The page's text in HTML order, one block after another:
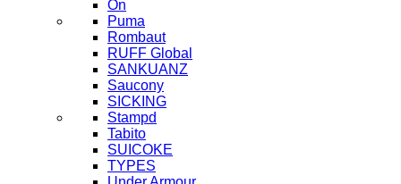
On
Puma
Rombaut
RUFF Global
SANKUANZ
Saucony
SICKING
Stampd
Tabito
SUICOKE
TYPES